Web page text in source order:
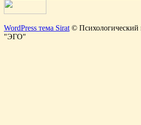
WordPress тема Sirat ©
"ЭГО"